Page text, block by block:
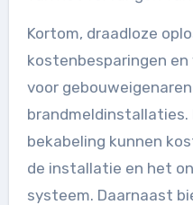
Kortom, draadloze
kostenbesparingen
voor
brandmeldinstallaties.
bekabeling kunnen
de installatie en het
systeem. Daarnaast